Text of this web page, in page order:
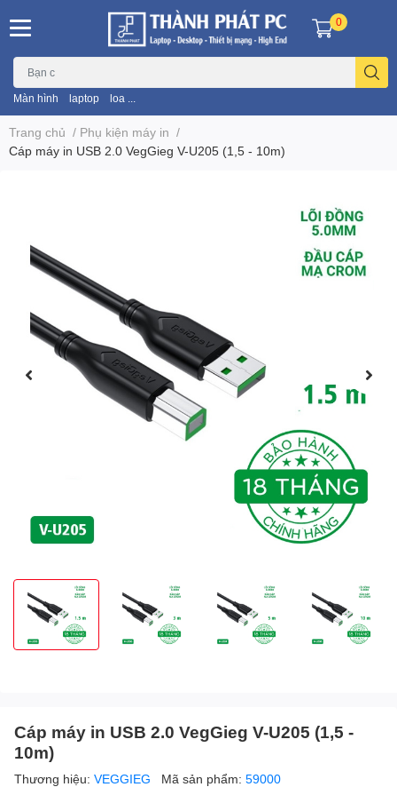
Màn hình laptop loa ...
0
Trang chủ / Phụ kiện máy in /
Cáp máy in USB 2.0 VegGieg V-U205 (1,5 - 10m)
Cáp máy in USB 2.0 VegGieg V-U205 (1,5 -
10m)
Thương hiệu: VEGGIEG Mã sản phẩm: 59000